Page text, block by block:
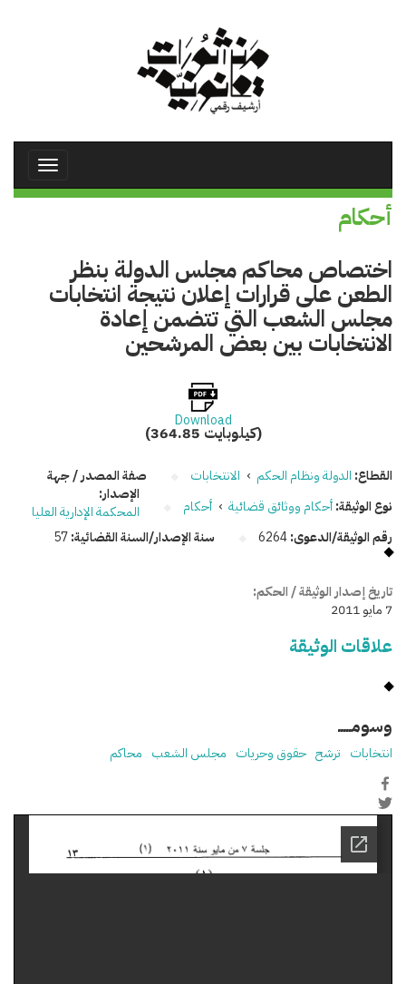
Toggle
أحكام
اختصاص محاكم مجلس الدولة بنظر
الطعن على قرارات إعلان نتيجة انتخابات
مجلس الشعب التي تتضمن إعادة
الانتخابات بين بعض المرشحين
Download
(364.85 كيلوبايت)
القطاع: الدولة ونظام الحكم › الانتخابات
نوع الوثيقة:أحكام ووثائق قضائية › أحكام
رقم الوثيقة/الدعوى:6264 سنة الإصدار/السنة القضائية:57
صفة المصدر / جهة
الإصدار:
المحكمة الإدارية العليا
تاريخ إصدار الوثيقة / الحكم:
7 مايو 2011
علاقات الوثيقة
وسومـــــ
انتخابات ترشح حقوق وحريات مجلس الشعب محاكم